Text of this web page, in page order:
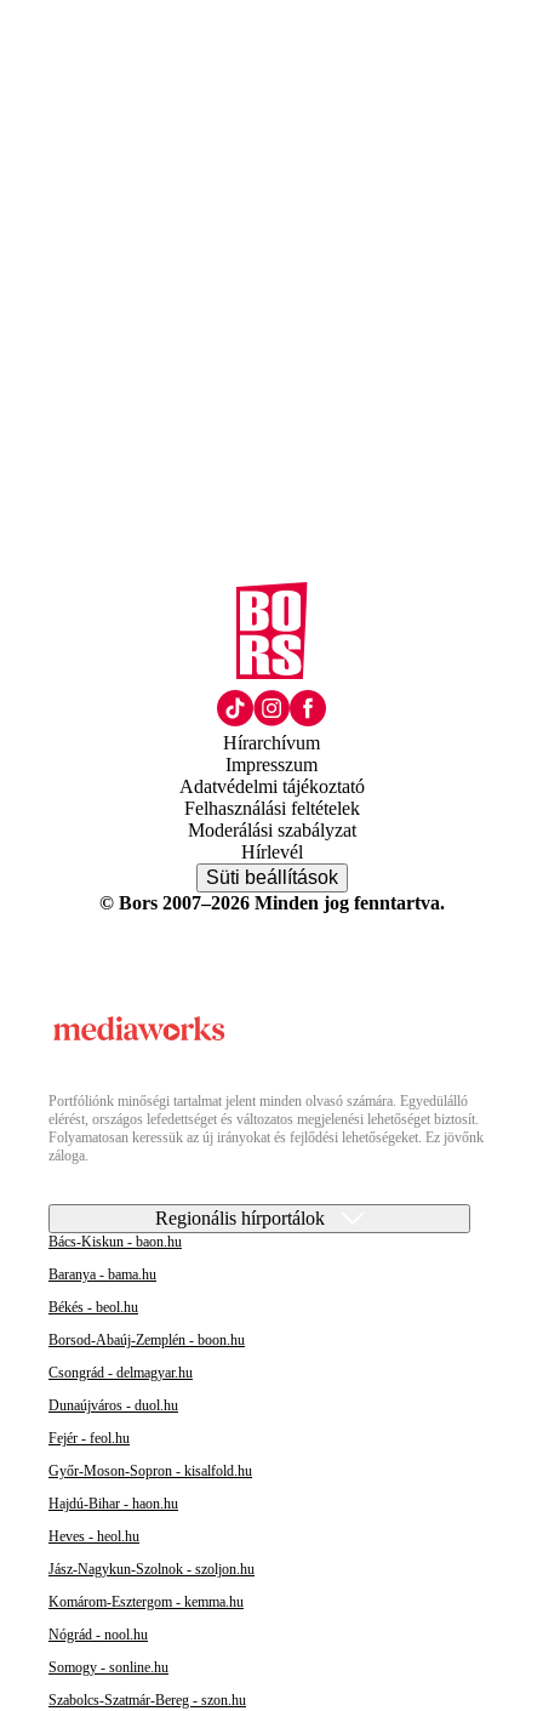
Hírarchívum
Impresszum
Adatvédelmi tájékoztató
Felhasználási feltételek
Moderálási szabályzat
Hírlevél
Süti beállítások
© Bors 2007–2026 Minden jog fenntartva.
Portfóliónk minőségi tartalmat jelent minden olvasó számára. Egyedülálló
elérést, országos lefedettséget és változatos megjelenési lehetőséget biztosít.
Folyamatosan keressük az új irányokat és fejlődési lehetőségeket. Ez jövőnk
záloga.
Regionális hírportálok
Bács-Kiskun - baon.hu
Baranya - bama.hu
Békés - beol.hu
Borsod-Abaúj-Zemplén - boon.hu
Csongrád - delmagyar.hu
Dunaújváros - duol.hu
Fejér - feol.hu
Győr-Moson-Sopron - kisalfold.hu
Hajdú-Bihar - haon.hu
Heves - heol.hu
Jász-Nagykun-Szolnok - szoljon.hu
Komárom-Esztergom - kemma.hu
Nógrád - nool.hu
Somogy - sonline.hu
Szabolcs-Szatmár-Bereg - szon.hu